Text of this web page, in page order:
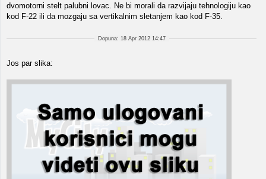
dvomotorni stelt palubni lovac. Ne bi morali da razvijaju tehnologiju kao
kod F-22 ili da mozgaju sa vertikalnim sletanjem kao kod F-35.
Dopuna: 18 Apr 2012 14:47
Jos par slika: